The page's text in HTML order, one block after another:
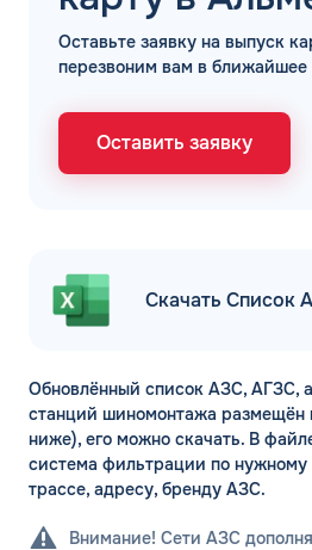
Оставьте заявку на выпуск
перезвоним вам в ближайшее
Оставить заявку
Скачать Список
Обновлённый список АЗС, АГЗС,
станций шиномонтажа размещён
ниже), его можно скачать. В
система фильтрации по нужному
трассе, адресу, бренду АЗС.
Внимание! Сети АЗС